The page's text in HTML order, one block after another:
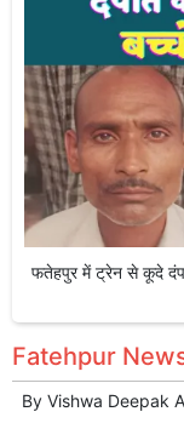
फतेहपुर में ट्रेन से कूदे
Fatehpur
By Vishwa Deepak